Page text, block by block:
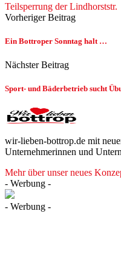
Teilsperrung der Lindhorststr.
Vorheriger Beitrag
Ein Bottroper Sonntag halt …
Nächster Beitrag
Sport- und Bäderbetrieb sucht
wir-lieben-bottrop.de mit
Unternehmerinnen und
Mehr über unser neues
- Werbung -
- Werbung -